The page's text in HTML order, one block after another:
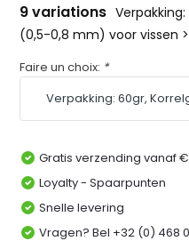
9 variations
(0,5-0,8 mm) voor vissen
Faire un choix: *
Gratis verzending vanaf
Loyalty - Spaarpunten
Snelle levering
Vragen? Bel +32 (0) 468